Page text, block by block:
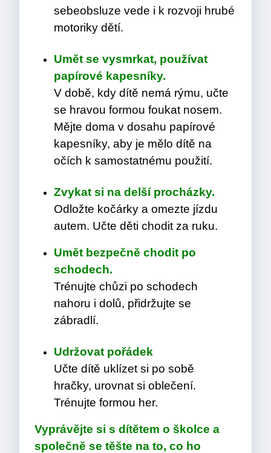
sebeobsluze vede i k rozvoji hrubé
motoriky dětí.
Umět se vysmrkat, používat
papírové kapesníky.
V době, kdy dítě nemá rýmu, učte
se hravou formou foukat nosem.
Mějte doma v dosahu papírové
kapesníky, aby je mělo dítě na
očích k samostatnému použití.
Zvykat si na delší procházky.
Odložte kočárky a omezte jízdu
autem. Učte děti chodit za ruku.
Umět bezpečně chodit po
schodech.
Trénujte chůzi po schodech
nahoru i dolů, přidržujte se
zábradlí.
Udržovat pořádek
Učte dítě uklízet si po sobě
hračky, urovnat si oblečení.
Trénujte formou her.
Vyprávějte si s dítětem o školce a
společně se těšte na to, co ho